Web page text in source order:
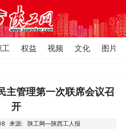
工 权益 视频 文化
图片
主管理第一次联席会议召
开
来源: 陕工网—陕西工人报